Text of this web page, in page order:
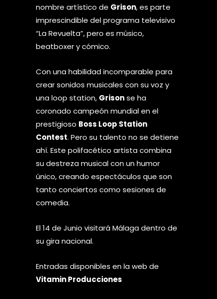
nombre artístico de Grison, es parte
imprescindible del programa televisivo
“La Revuelta”, pero es músico,
beatboxer y cómico.
Con una habilidad incomparable para
crear sonidos musicales con su voz y
una loop station, Grisonse ha
coronado campeón mundial en el
prestigioso Boss Loop Station
Contest. Pero su talento no se detiene
ahí. Este polifacético artista combina
su destreza musical con un humor
único, creando espectáculos que son
tanto conciertos como sesiones de
comedia.
El 14 de Junio visitará Málaga dentro de
su gira nacional.
Entradas disponibles en la web de
Vitamin Producciones